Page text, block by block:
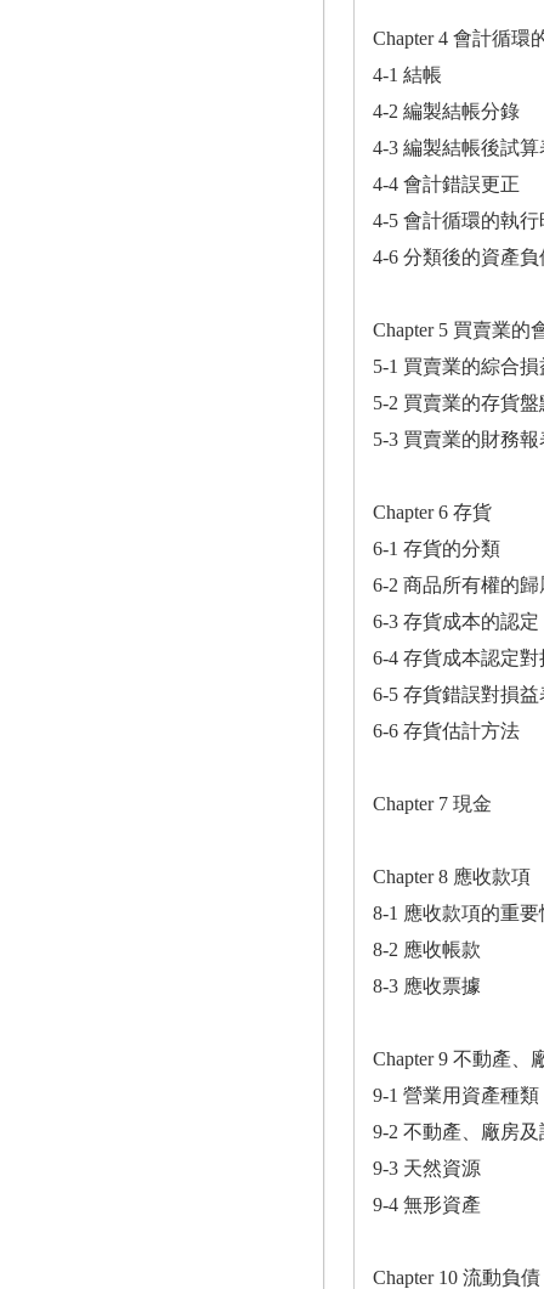
Chapter 4 會計循環
4-1 結帳
4-2 編製結帳分錄
4-3 編製結帳後試算
4-4 會計錯誤更正
4-5 會計循環的執行
4-6 分類後的資產負
Chapter 5 買賣業的
5-1 買賣業的綜合損
5-2 買賣業的存貨
5-3 買賣業的財務
Chapter 6 存貨
6-1 存貨的分類
6-2 商品所有權的歸
6-3 存貨成本的認定
6-4 存貨成本認定
6-5 存貨錯誤對損
6-6 存貨估計方法
Chapter 7 現金
Chapter 8 應收款項
8-1 應收款項的重要
8-2 應收帳款
8-3 應收票據
Chapter 9 不動產
9-1 營業用資產種類
9-2 不動產、廠房及
9-3 天然資源
9-4 無形資產
Chapter 10 流動負債